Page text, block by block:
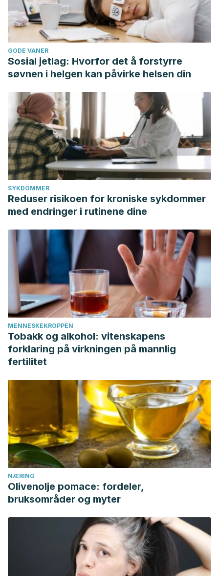
GODE VANER
Sosial jetlag: Hvorfor det å forstyrre
søvnen i helgen kan påvirke helsen din
SYKDOMMER
Reduser risikoen for kroniske sykdommer
med endringer i rutinene dine
MENNESKEKROPPEN
Tobakk og alkohol: vitenskapens
forklaring på virkningen på mannlig
fertilitet
NÆRING
Olivenolje pomace: fordeler,
bruksområder og myter